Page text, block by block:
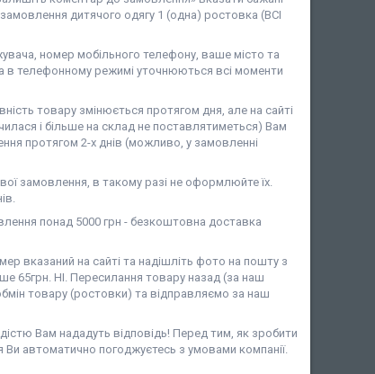
дитячого одягу 1 (одна) ростовка (ВСІ
номер мобільного телефону, ваше місто та
телефонному режимі уточнюються всі моменти
товару змінюється протягом дня, але на сайті
і більше на склад не поставлятиметься) Вам
протягом 2-х днів (можливо, у замовленні
замовлення, в такому разі не оформлюйте їх.
понад 5000 грн - безкоштовна доставка
вказаний на сайті та надішліть фото на пошту з
65грн. НІ. Пересилання товару назад (за наш
товару (ростовки) та відправляємо за наш
Вам нададуть відповідь! Перед тим, як зробити
автоматично погоджуєтесь з умовами компанії.